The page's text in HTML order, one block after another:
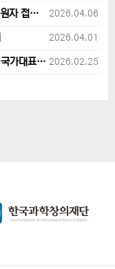
[필독] 2027년 38회 IBO 참가 국가대표 지원자 접수 마감 및 원격교육 관련 공지사항 안내입니다. 2026.04.06
2026.04.01
2027년 제38회 국제생물올림피아드(IBO) 국가대표 후보자 지원 안내 2026.02.25